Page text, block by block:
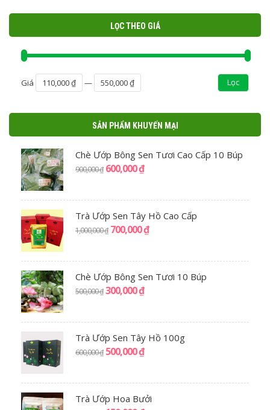
LỌC THEO GIÁ
Lọc
Giá 110,000 ₫ — 550,000 ₫
SẢN PHẨM KHUYẾN MẠI
Chè Ướp Bông Sen Tươi Cao Cấp 10 Búp
900,000₫ 600,000₫
Trà Ướp Sen Tây Hồ Cao Cấp
1,000,000₫ 700,000₫
Chè Ướp Bông Sen Tươi 10 Búp
500,000₫ 300,000₫
Trà Ướp Sen Tây Hồ 100g
600,000₫ 500,000₫
Trà Ướp Hoa Bưởi